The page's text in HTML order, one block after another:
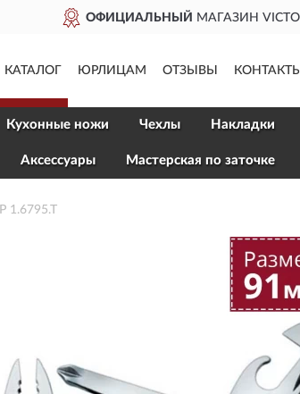
КАТАЛОГ ЮРЛИЦАМ ОТЗЫВЫ КОНТАКТЫ
Кухонные ножи Чехлы Накладки
Aксессуары Мастерская по заточке
1.6795.T